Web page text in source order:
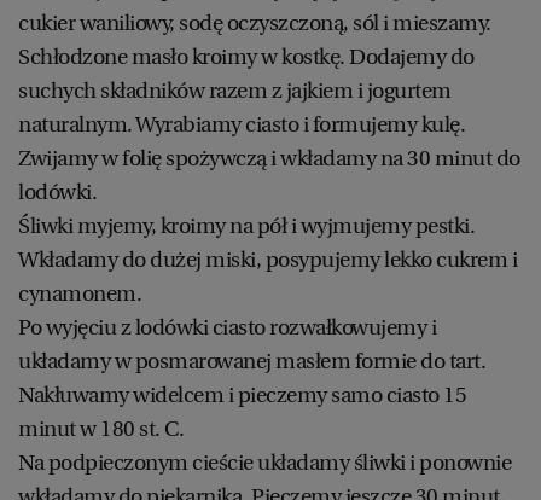
cukier waniliowy, sodę oczyszczoną, sól i mieszamy.
Schłodzone masło kroimy w kostkę. Dodajemy do
suchych składników razem z jajkiem i jogurtem
naturalnym. Wyrabiamy ciasto i formujemy kulę.
Zwijamy w folię spożywczą i wkładamy na 30 minut do
lodówki.
Śliwki myjemy, kroimy na pół i wyjmujemy pestki.
Wkładamy do dużej miski, posypujemy lekko cukrem i
cynamonem.
Po wyjęciu z lodówki ciasto rozwałkowujemy i
układamy w posmarowanej masłem formie do tart.
Nakłuwamy widelcem i pieczemy samo ciasto 15
minut w 180 st. C.
Na podpieczonym cieście układamy śliwki i ponownie